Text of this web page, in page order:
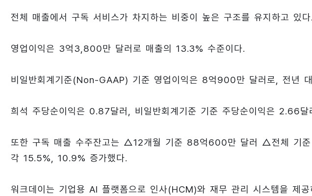
전체 매출에서 구독 서비스가 차지하는 비중이 높은 구조를 유지하고 있다.
영업이익은 3억3,800만 달러로 매출의 13.3% 수준이다.
비일반회계기준(Non-GAAP) 기준 영업이익은 8억900만 달러로, 전년
희석 주당순이익은 0.87달러, 비일반회계기준 기준 주당순이익은 2.66
또한 구독 매출 수주잔고는 △12개월 기준 88억600만 달러 △전체 기
각 15.5%, 10.9% 증가했다.
워크데이는 기업용 AI 플랫폼으로 인사(HCM)와 재무 관리 시스템을 제